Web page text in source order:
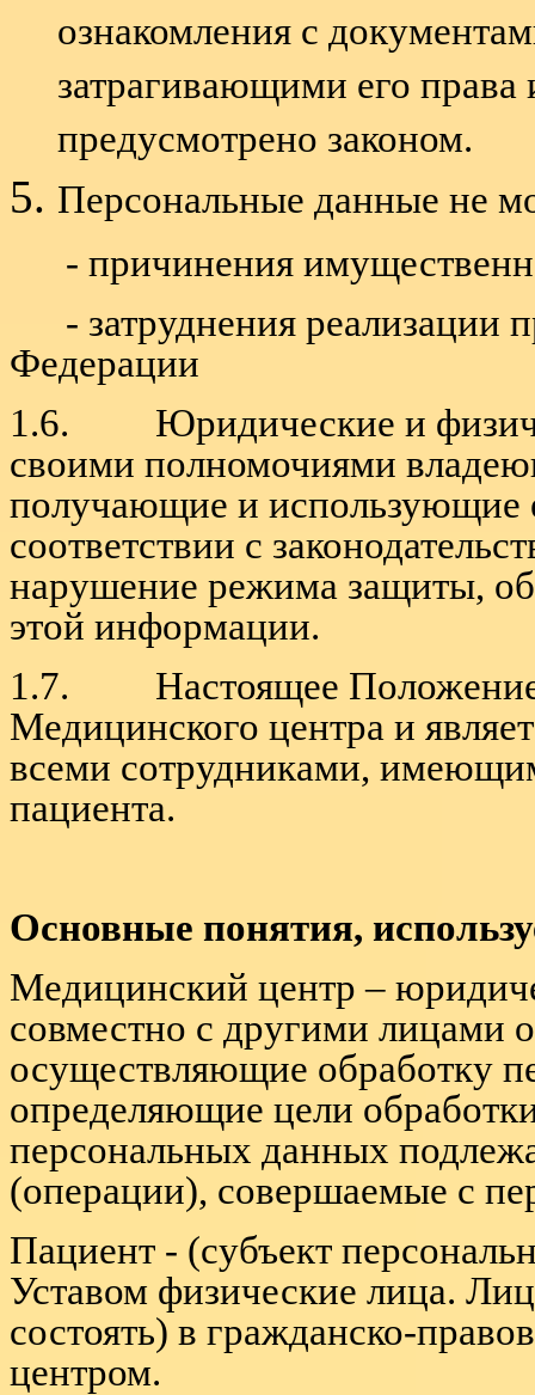
ознакомления с
затрагивающими его
предусмотрено законом.
Персональные данные не
- причинения
- затруднения реализации
Федерации
1.6. Юридические и
своими полномочиями
получающие и использующие
соответствии с
нарушение режима защиты,
этой информации.
1.7. Настоящее Положение
Медицинского центра и
всеми сотрудниками,
пациента.
Основные понятия,
Медицинский центр –
совместно с другими лицами
осуществляющие обработку
определяющие цели
персональных данных
(операции), совершаемые с
Пациент - (субъект
Уставом физические лица.
состоять) в гражданско-
центром.